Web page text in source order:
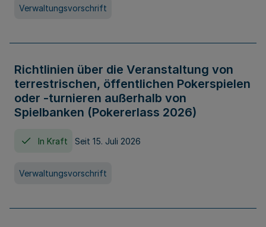
Verwaltungsvorschrift
Richtlinien über die Veranstaltung von
terrestrischen, öffentlichen Pokerspielen
oder -turnieren außerhalb von
Spielbanken (Pokererlass 2026)
In Kraft Seit 15. Juli 2026
Verwaltungsvorschrift